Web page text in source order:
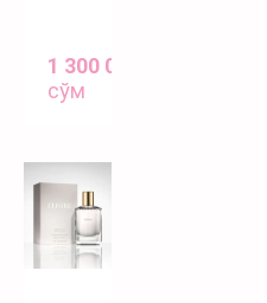
1 300 000
сўм